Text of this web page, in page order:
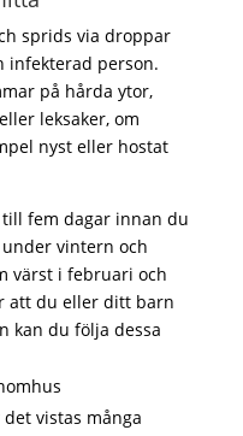
sprids via droppar
infekterad person.
på hårda ytor,
leksaker, om
nyst eller hostat
fem dagar innan du
vintern och
värst i februari och
att du eller ditt barn
kan du följa dessa
vistas många